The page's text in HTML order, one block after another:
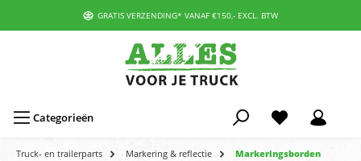
GRATIS VERZENDING* VANAF €150,- EXCL. BTW
Categorieën
Truck- en trailerparts Markering & reflectie Markeringsborden